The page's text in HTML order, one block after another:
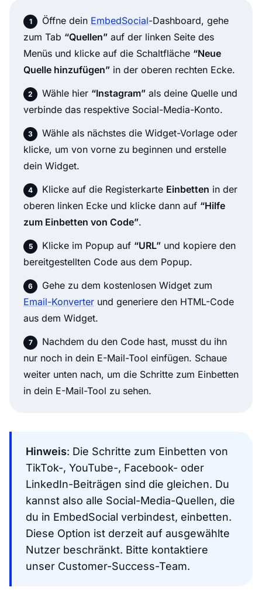
Öffne dein EmbedSocial-Dashboard, gehe
zum Tab “Quellen” auf der linken Seite des
Menüs und klicke auf die Schaltfläche “Neue
Quelle hinzufügen” in der oberen rechten Ecke.
Wähle hier “Instagram” als deine Quelle und
verbinde das respektive Social-Media-Konto.
Wähle als nächstes die Widget-Vorlage oder
klicke, um von vorne zu beginnen und erstelle
dein Widget.
Klicke auf die Registerkarte Einbetten in der
oberen linken Ecke und klicke dann auf “Hilfe
zum Einbetten von Code”.
Klicke im Popup auf “URL” und kopiere den
bereitgestellten Code aus dem Popup.
Gehe zu dem kostenlosen Widget zum
Email-Konverter und generiere den HTML-Code
aus dem Widget.
Nachdem du den Code hast, musst du ihn
nur noch in dein E-Mail-Tool einfügen. Schaue
weiter unten nach, um die Schritte zum Einbetten
in dein E-Mail-Tool zu sehen.
Hinweis: Die Schritte zum Einbetten von
TikTok-, YouTube-, Facebook- oder
LinkedIn-Beiträgen sind die gleichen. Du
kannst also alle Social-Media-Quellen, die
du in EmbedSocial verbindest, einbetten.
Diese Option ist derzeit auf ausgewählte
Nutzer beschränkt. Bitte kontaktiere
unser Customer-Success-Team.